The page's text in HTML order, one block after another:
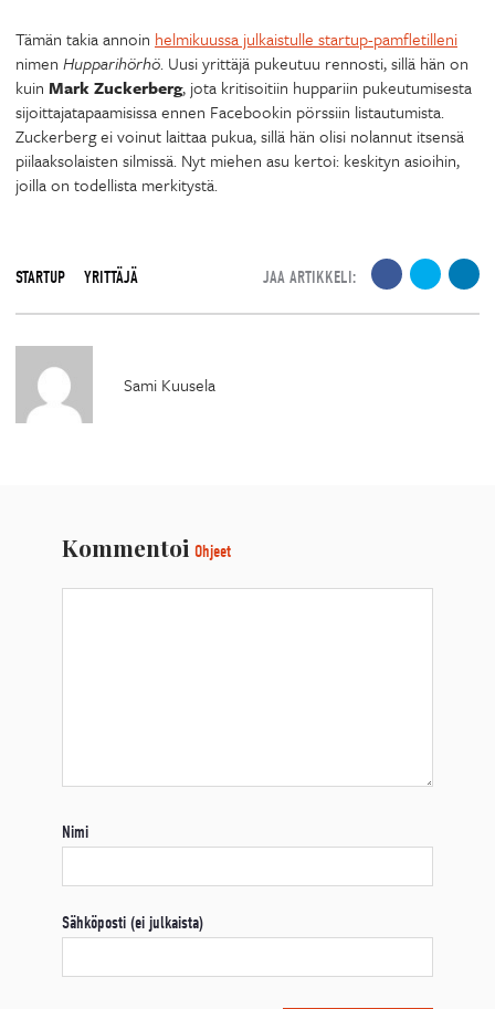
Tämän takia annoin helmikuussa julkaistulle startup-pamfletilleni
nimen Hupparihörhö. Uusi yrittäjä pukeutuu rennosti, sillä hän on
kuin Mark Zuckerberg, jota kritisoitiin huppariin pukeutumisesta
sijoittajatapaamisissa ennen Facebookin pörssiin listautumista.
Zuckerberg ei voinut laittaa pukua, sillä hän olisi nolannut itsensä
piilaaksolaisten silmissä. Nyt miehen asu kertoi: keskityn asioihin,
joilla on todellista merkitystä.
STARTUP YRITTÄJÄ JAA ARTIKKELI:
Sami Kuusela
Kommentoi Ohjeet
Nimi
Sähköposti (ei julkaista)